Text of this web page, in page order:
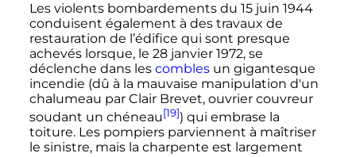
Les violents bombardements du 15 juin 1944
conduisent également à des travaux de
restauration de l’édifice qui sont presque
achevés lorsque, le 28 janvier 1972, se
déclenche dans les comblesun gigantesque
incendie (dû à la mauvaise manipulation d'un
chalumeau par Clair Brevet, ouvrier couvreur
soudant un chéneau[19]) qui embrase la
toiture. Les pompiers parviennent à maîtriser
le sinistre, mais la charpente est largement